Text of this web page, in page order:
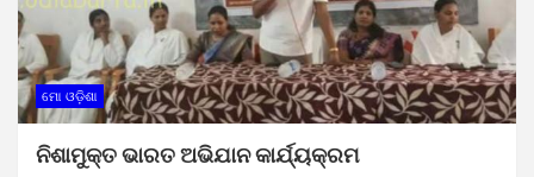
ମୋ ଓଡ଼ିଶା
ନିଶାମୁକ୍ତ ଭାରତ ଅଭିଯାନ କାର୍ଯ୍ୟକ୍ରମ